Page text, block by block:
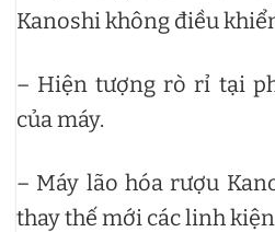
Kanoshi không điều
– Hiện tượng rò rỉ tại
của máy.
– Máy lão hóa rượu
thay thế mới các linh